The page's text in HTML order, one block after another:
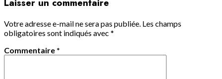
Votre adresse e-mail ne sera pas publiée. Les champs
obligatoires sont indiqués avec *
Commentaire *